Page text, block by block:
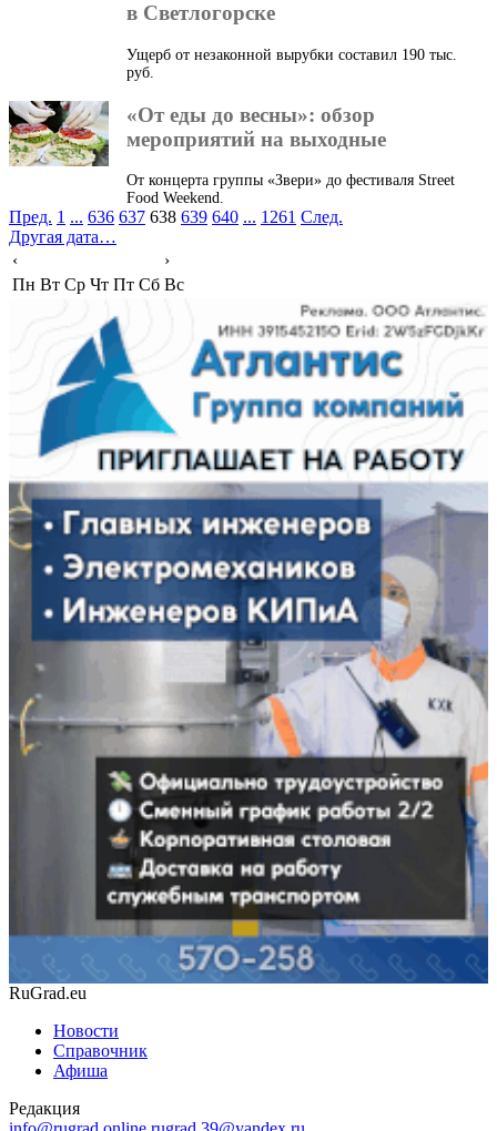
в Светлогорске
Ущерб от незаконной вырубки составил 190 тыс.
руб.
«От еды до весны»: обзор
мероприятий на выходные
От концерта группы «Звери» до фестиваля Street
Food Weekend.
Пред. 1 ... 636 637 638 639 640 ... 1261 След.
Другая дата…
‹
›
Пн Вт Ср Чт Пт Сб Вс
RuGrad.eu
Новости
Справочник
Афиша
Редакция